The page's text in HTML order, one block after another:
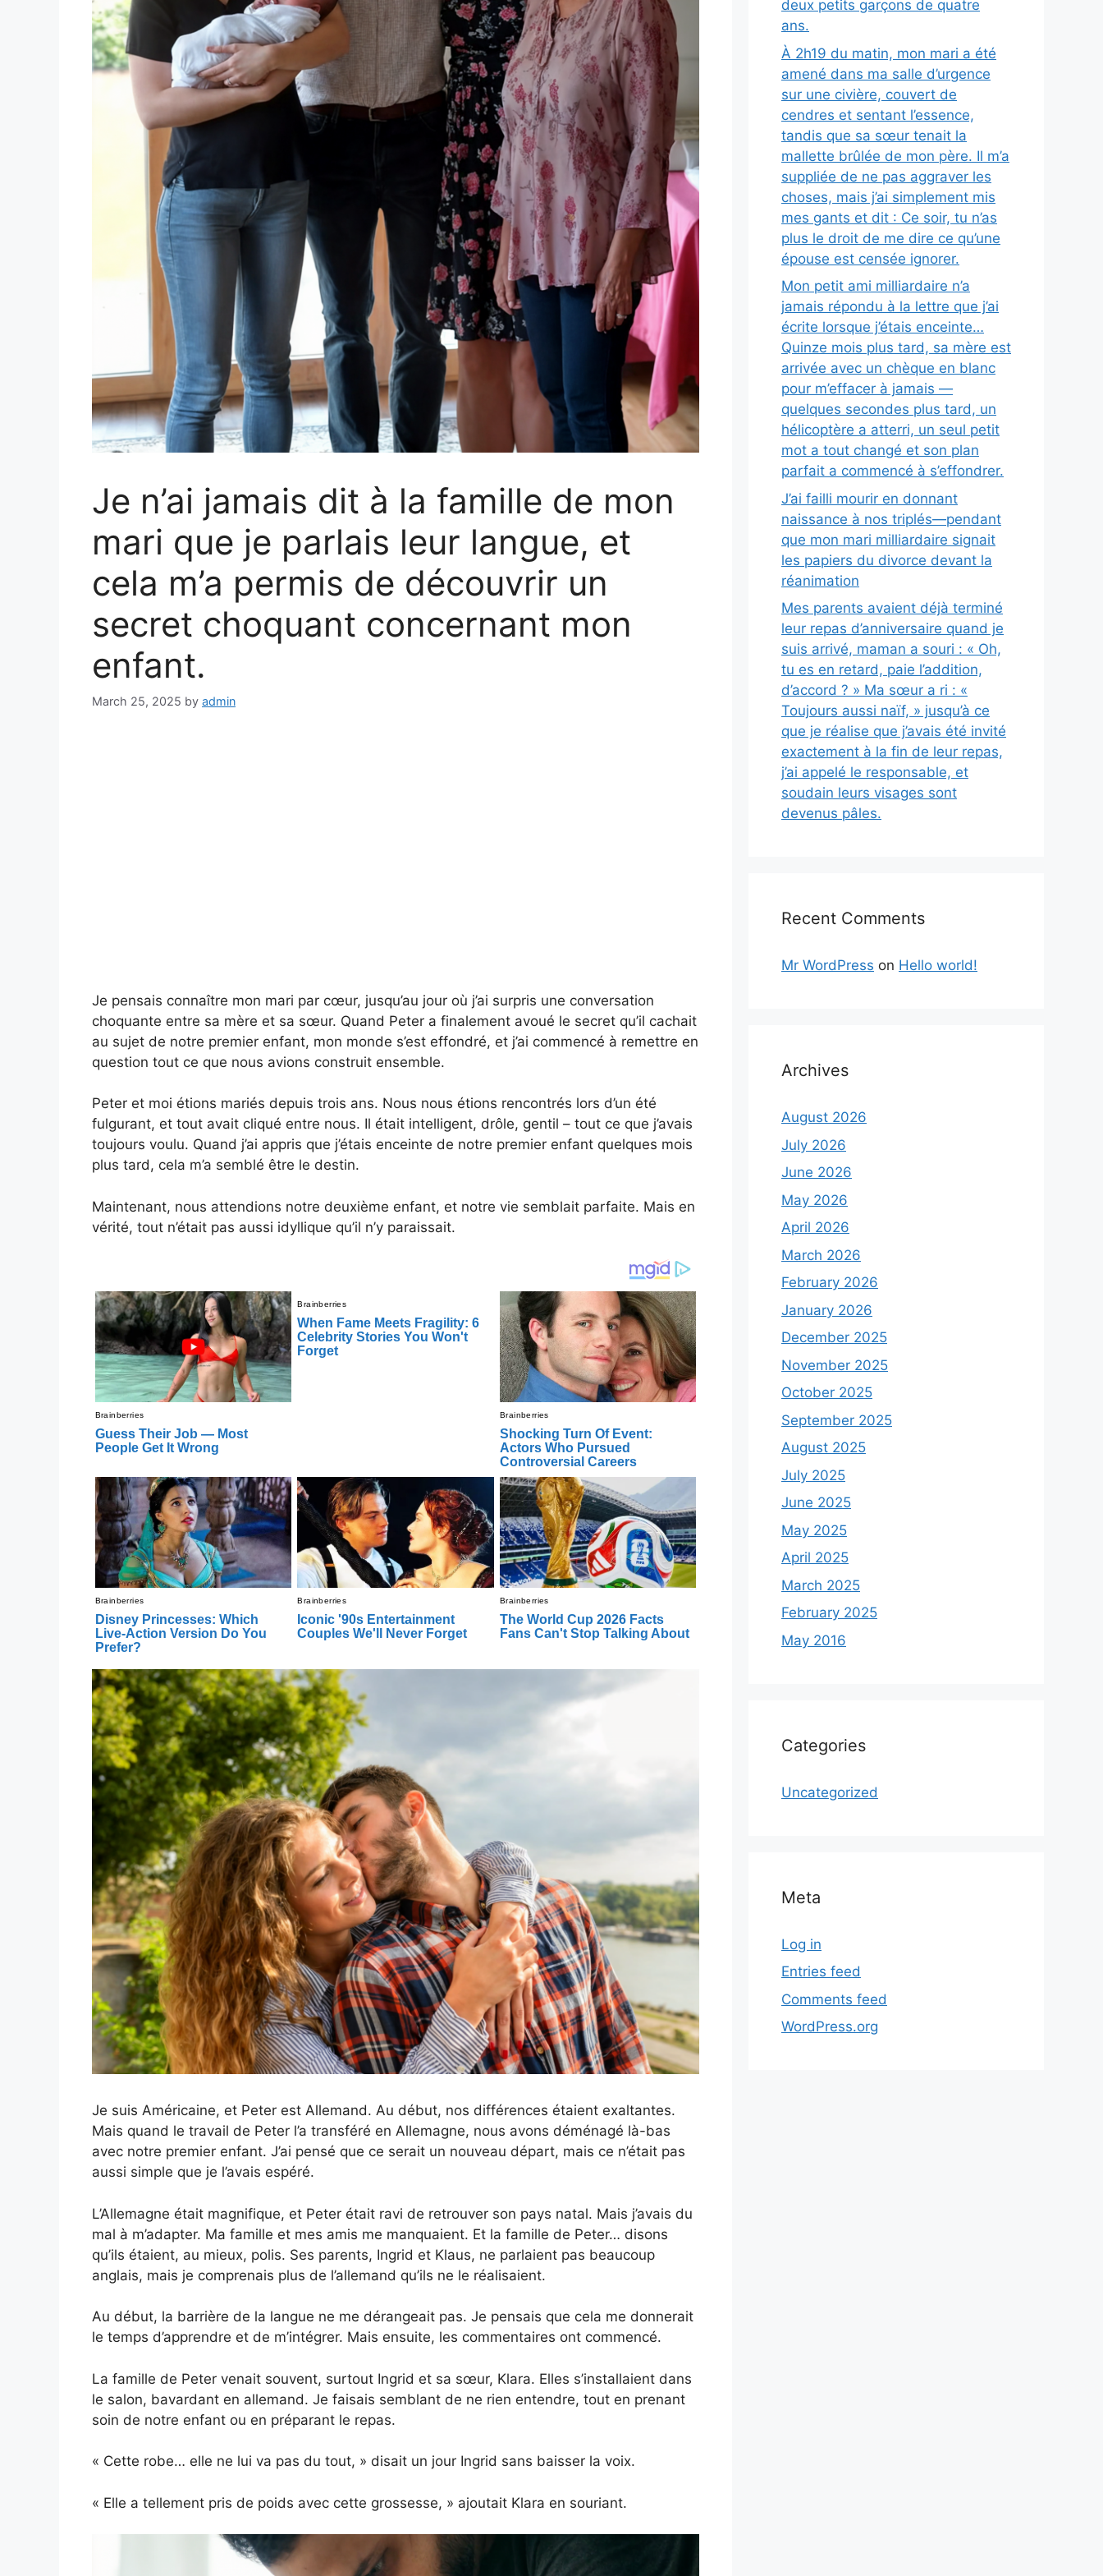
Je n’ai jamais dit à la famille de mon
mari que je parlais leur langue, et
cela m’a permis de découvrir un
secret choquant concernant mon
enfant.
March 25, 2025 by admin
Je pensais connaître mon mari par cœur, jusqu’au jour où j’ai surpris une conversation
choquante entre sa mère et sa sœur. Quand Peter a finalement avoué le secret qu’il cachait
au sujet de notre premier enfant, mon monde s’est effondré, et j’ai commencé à remettre en
question tout ce que nous avions construit ensemble.
Peter et moi étions mariés depuis trois ans. Nous nous étions rencontrés lors d’un été
fulgurant, et tout avait cliqué entre nous. Il était intelligent, drôle, gentil – tout ce que j’avais
toujours voulu. Quand j’ai appris que j’étais enceinte de notre premier enfant quelques mois
plus tard, cela m’a semblé être le destin.
Maintenant, nous attendions notre deuxième enfant, et notre vie semblait parfaite. Mais en
vérité, tout n’était pas aussi idyllique qu’il n’y paraissait.
Je suis Américaine, et Peter est Allemand. Au début, nos différences étaient exaltantes.
Mais quand le travail de Peter l’a transféré en Allemagne, nous avons déménagé là-bas
avec notre premier enfant. J’ai pensé que ce serait un nouveau départ, mais ce n’était pas
aussi simple que je l’avais espéré.
L’Allemagne était magnifique, et Peter était ravi de retrouver son pays natal. Mais j’avais du
mal à m’adapter. Ma famille et mes amis me manquaient. Et la famille de Peter… disons
qu’ils étaient, au mieux, polis. Ses parents, Ingrid et Klaus, ne parlaient pas beaucoup
anglais, mais je comprenais plus de l’allemand qu’ils ne le réalisaient.
Au début, la barrière de la langue ne me dérangeait pas. Je pensais que cela me donnerait
le temps d’apprendre et de m’intégrer. Mais ensuite, les commentaires ont commencé.
La famille de Peter venait souvent, surtout Ingrid et sa sœur, Klara. Elles s’installaient dans
le salon, bavardant en allemand. Je faisais semblant de ne rien entendre, tout en prenant
soin de notre enfant ou en préparant le repas.
« Cette robe… elle ne lui va pas du tout, » disait un jour Ingrid sans baisser la voix.
« Elle a tellement pris de poids avec cette grossesse, » ajoutait Klara en souriant.
deux petits garçons de quatre
ans.
À 2h19 du matin, mon mari a été
amené dans ma salle d’urgence
sur une civière, couvert de
cendres et sentant l’essence,
tandis que sa sœur tenait la
mallette brûlée de mon père. Il m’a
suppliée de ne pas aggraver les
choses, mais j’ai simplement mis
mes gants et dit : Ce soir, tu n’as
plus le droit de me dire ce qu’une
épouse est censée ignorer.
Mon petit ami milliardaire n’a
jamais répondu à la lettre que j’ai
écrite lorsque j’étais enceinte…
Quinze mois plus tard, sa mère est
arrivée avec un chèque en blanc
pour m’effacer à jamais —
quelques secondes plus tard, un
hélicoptère a atterri, un seul petit
mot a tout changé et son plan
parfait a commencé à s’effondrer.
J’ai failli mourir en donnant
naissance à nos triplés—pendant
que mon mari milliardaire signait
les papiers du divorce devant la
réanimation
Mes parents avaient déjà terminé
leur repas d’anniversaire quand je
suis arrivé, maman a souri : « Oh,
tu es en retard, paie l’addition,
d’accord ? » Ma sœur a ri : «
Toujours aussi naïf, » jusqu’à ce
que je réalise que j’avais été invité
exactement à la fin de leur repas,
j’ai appelé le responsable, et
soudain leurs visages sont
devenus pâles.
Recent Comments
Mr WordPress on Hello world!
Archives
August 2026
July 2026
June 2026
May 2026
April 2026
March 2026
February 2026
January 2026
December 2025
November 2025
October 2025
September 2025
August 2025
July 2025
June 2025
May 2025
April 2025
March 2025
February 2025
May 2016
Categories
Uncategorized
Meta
Log in
Entries feed
Comments feed
WordPress.org